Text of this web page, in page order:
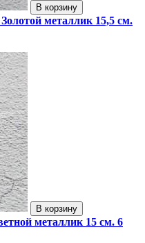
В корзину
металлик 15,5 см.
В корзину
металлик 15 см. 6